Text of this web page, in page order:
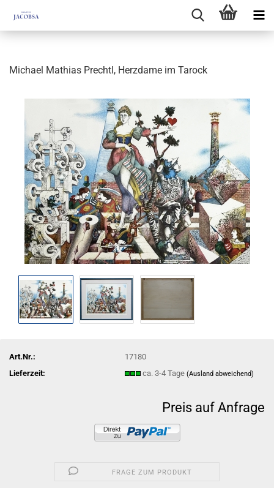
Michael Mathias Prechtl, Herzdame im Tarock
Art.Nr.:
17180
Lieferzeit:
ca. 3-4 Tage(Ausland abweichend)
Preis auf Anfrage
FRAGE ZUM PRODUKT